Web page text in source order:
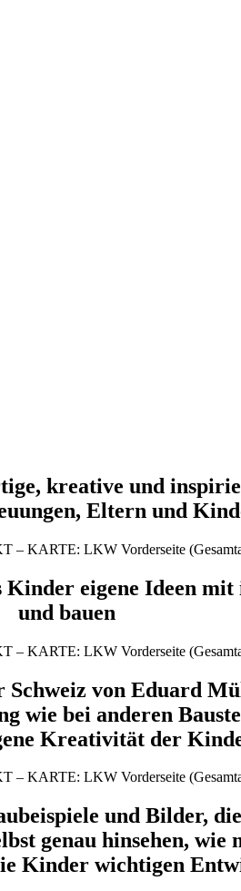
kreative und
Eltern und
Kinder eigene Ideen
und bauen
Schweiz von Eduard
wie bei anderen
Kreativität der
und Bilder,
genau hinsehen,
Kinder wichtigen